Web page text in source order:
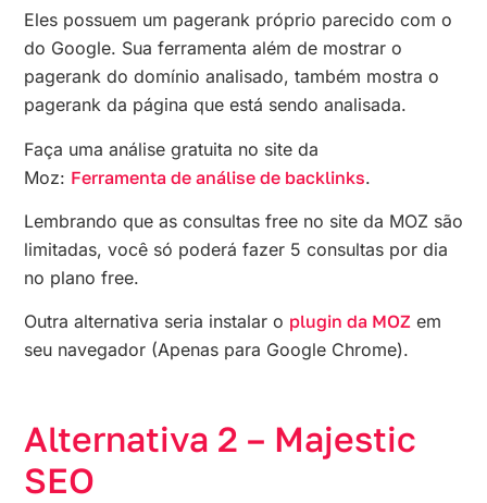
Eles possuem um pagerank próprio parecido com o
do Google. Sua ferramenta além de mostrar o
pagerank do domínio analisado, também mostra o
pagerank da página que está sendo analisada.
Faça uma análise gratuita no site da
Moz: Ferramenta de análise de backlinks.
Lembrando que as consultas free no site da MOZ são
limitadas, você só poderá fazer 5 consultas por dia
no plano free.
Outra alternativa seria instalar o plugin da MOZ em
seu navegador (Apenas para Google Chrome).
Alternativa 2 – Majestic
SEO